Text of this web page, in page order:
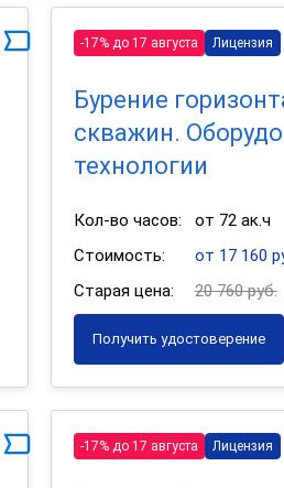
-17% до 17 августа Лицензия
Бурение
скважин.
технологии
Кол-во часов:
от 72 ак.ч
Стоимость:
от 17 160
Старая цена:
20 760 руб.
Получить удостоверение
-17% до 17 августа Лицензия